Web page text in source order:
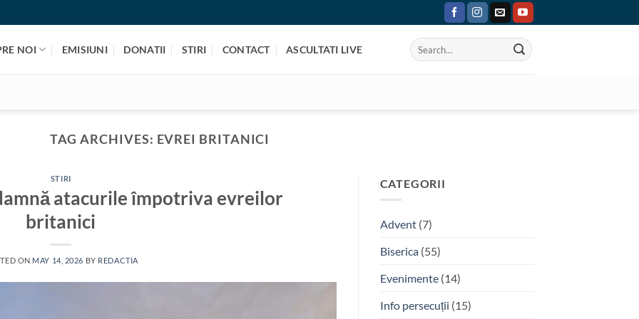
NOI EMISIUNI DONATII STIRI CONTACT ASCULTATI LIVE
TAG ARCHIVES: EVREI BRITANICI
STIRI
atacurile împotriva evreilor
britanici
ON MAY 14, 2026 BY REDACTIA
CATEGORII
Advent(7)
Biserica(55)
Evenimente(14)
Info persecuții (15)